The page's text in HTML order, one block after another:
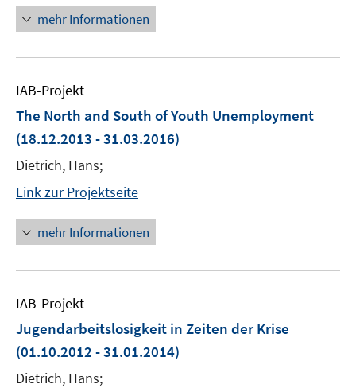
mehr Informationen
IAB-Projekt
The North and South of Youth Unemployment
(18.12.2013 - 31.03.2016)
Dietrich, Hans;
Link zur Projektseite
mehr Informationen
IAB-Projekt
Jugendarbeitslosigkeit in Zeiten der Krise
(01.10.2012 - 31.01.2014)
Dietrich, Hans;